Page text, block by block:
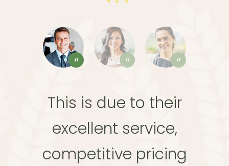
This is due to their
excellent service,
competitive pricing